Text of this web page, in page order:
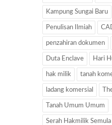
Kampung Sungai Baru
Penulisan Ilmiah
penzahiran dokumen
Duta Enclave Hari
hak milik tanah
ladang komersial
Tanah Umum Umum
Serah Hakmilik Semula